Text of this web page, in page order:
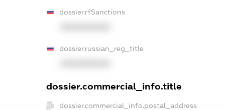
dossier.rfSanctions
dossier.russian_reg_title
dossier.commercial_info.title
dossier.commercial_info.postal_address